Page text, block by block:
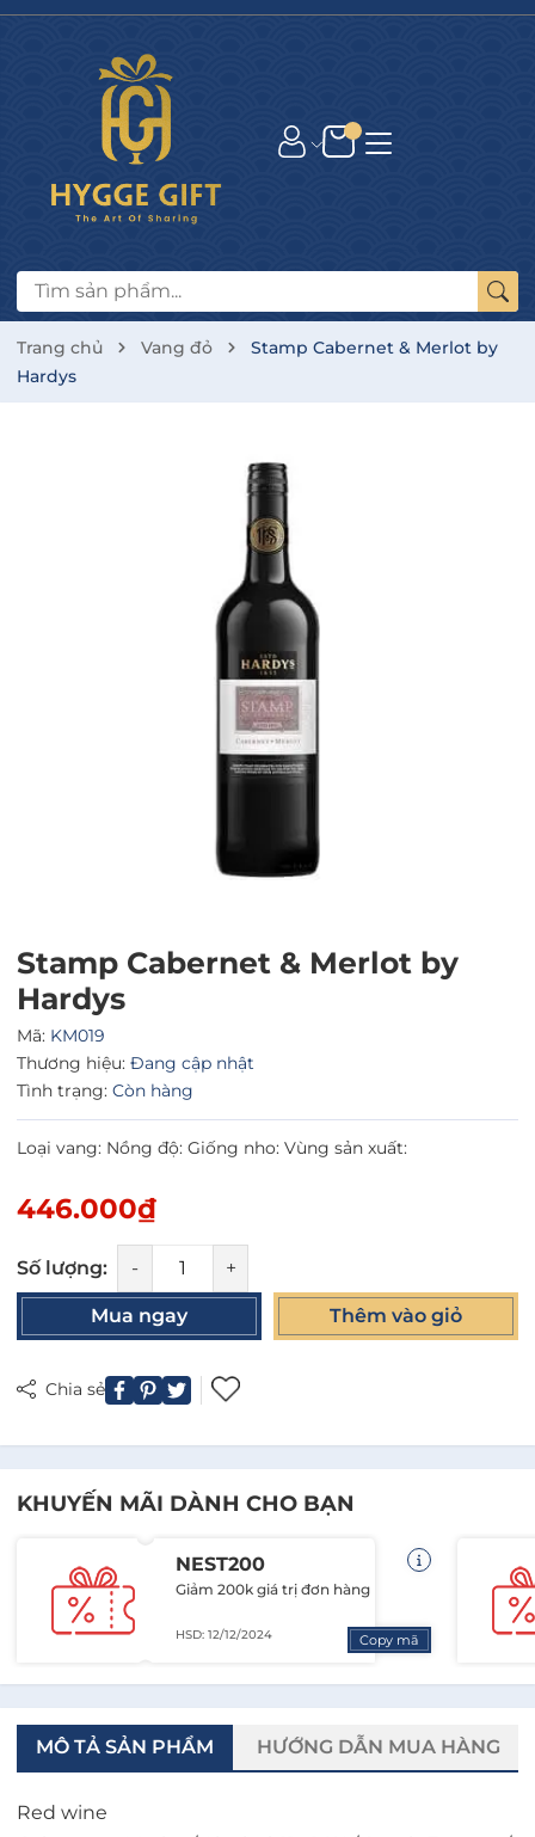
Trang chủ Vang đỏ
Stamp Cabernet & Merlot by
Hardys
Stamp Cabernet & Merlot by
Hardys
Mã: KM019
Thương hiệu: Đang cập nhật
Tình trạng: Còn hàng
Loại vang: Nồng độ: Giống nho: Vùng sản xuất:
446.000₫
Số lượng: - +
Mua ngay Thêm vào giỏ
Chia sẻ
KHUYẾN MÃI DÀNH CHO BẠN
NEST200
Giảm 200k giá trị đơn hàng
HSD: 12/12/2024 Copy mã
MÔ TẢ SẢN PHẨM HƯỚNG DẪN MUA HÀNG
Red wine